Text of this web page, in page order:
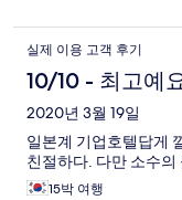
실제 이용 고객 후기
10/10 - 최고예
2020년 3월 19일
일본계 기업호텔답게
친절하다. 다만 소수
15박 여행